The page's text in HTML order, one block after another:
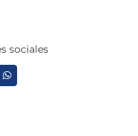
sociales
WhatsApp